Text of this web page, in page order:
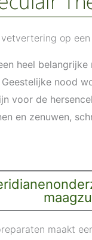
op
heel
nood
voor de
en zenuwen,
maakt